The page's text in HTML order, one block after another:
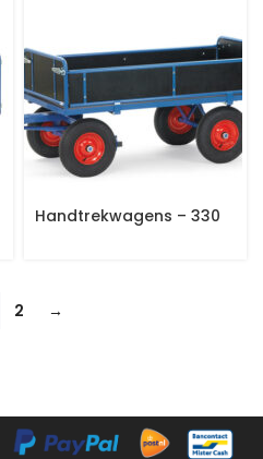
Handtrekwagens – 330
2 →